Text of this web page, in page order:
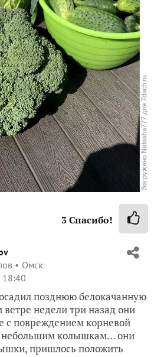
3Спасибо!
Омск
18:40
позднюю белокачанную
недели три назад они
с повреждением корневой
небольшим колышкам… они
пришлось положить